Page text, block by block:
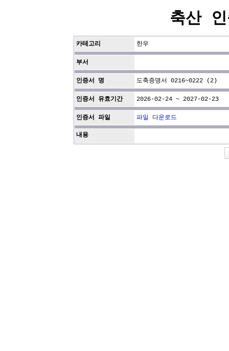
축산
카테고리 한우
부서
인증서 명 도축증명서 0216~0222 (2)
인증서 유효기간 2026-02-24 ~ 2027-02-23
인증서 파일 파일 다운로드
내용